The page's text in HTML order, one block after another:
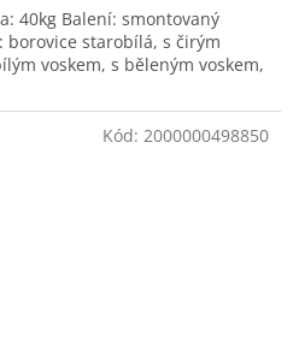
40kg Balení: smontovaný
borovice starobílá, s čirým
voskem, s běleným voskem,
Kód: 2000000498850